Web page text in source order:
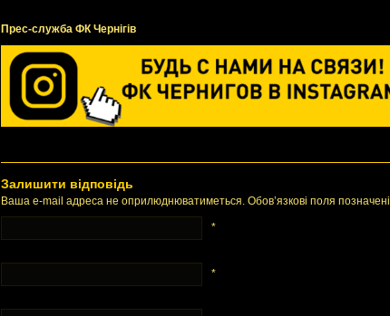
Прес-служба ФК Чернiгiв
Залишити відповідь
Ваша e-mail адреса не оприлюднюватиметься. Обов’язкові поля позначені
*
*